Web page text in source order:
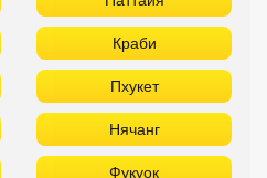
Краби
Пхукет
Нячанг
Фукуок